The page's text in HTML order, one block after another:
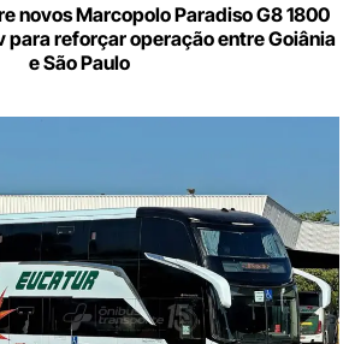
novos Marcopolo Paradiso G8 1800
para reforçar operação entre Goiânia
e São Paulo